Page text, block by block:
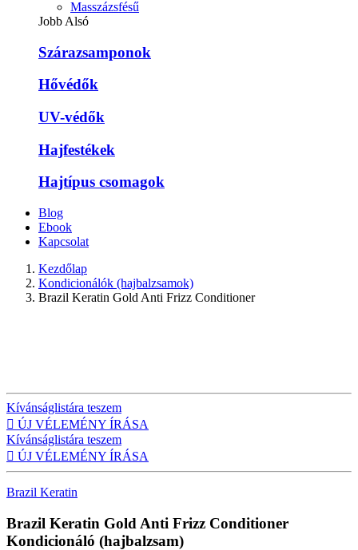
Masszázsfésű
Jobb Alsó
Szárazsamponok
Hővédők
UV-védők
Hajfestékek
Hajtípus csomagok
Blog
Ebook
Kapcsolat
Kezdőlap
Kondicionálók (hajbalzsamok)
Brazil Keratin Gold Anti Frizz Conditioner
Kívánságlistára teszem
 ÚJ VÉLEMÉNY ÍRÁSA
Kívánságlistára teszem
 ÚJ VÉLEMÉNY ÍRÁSA
Brazil Keratin
Brazil Keratin Gold Anti Frizz Conditioner
Kondicionáló (hajbalzsam)